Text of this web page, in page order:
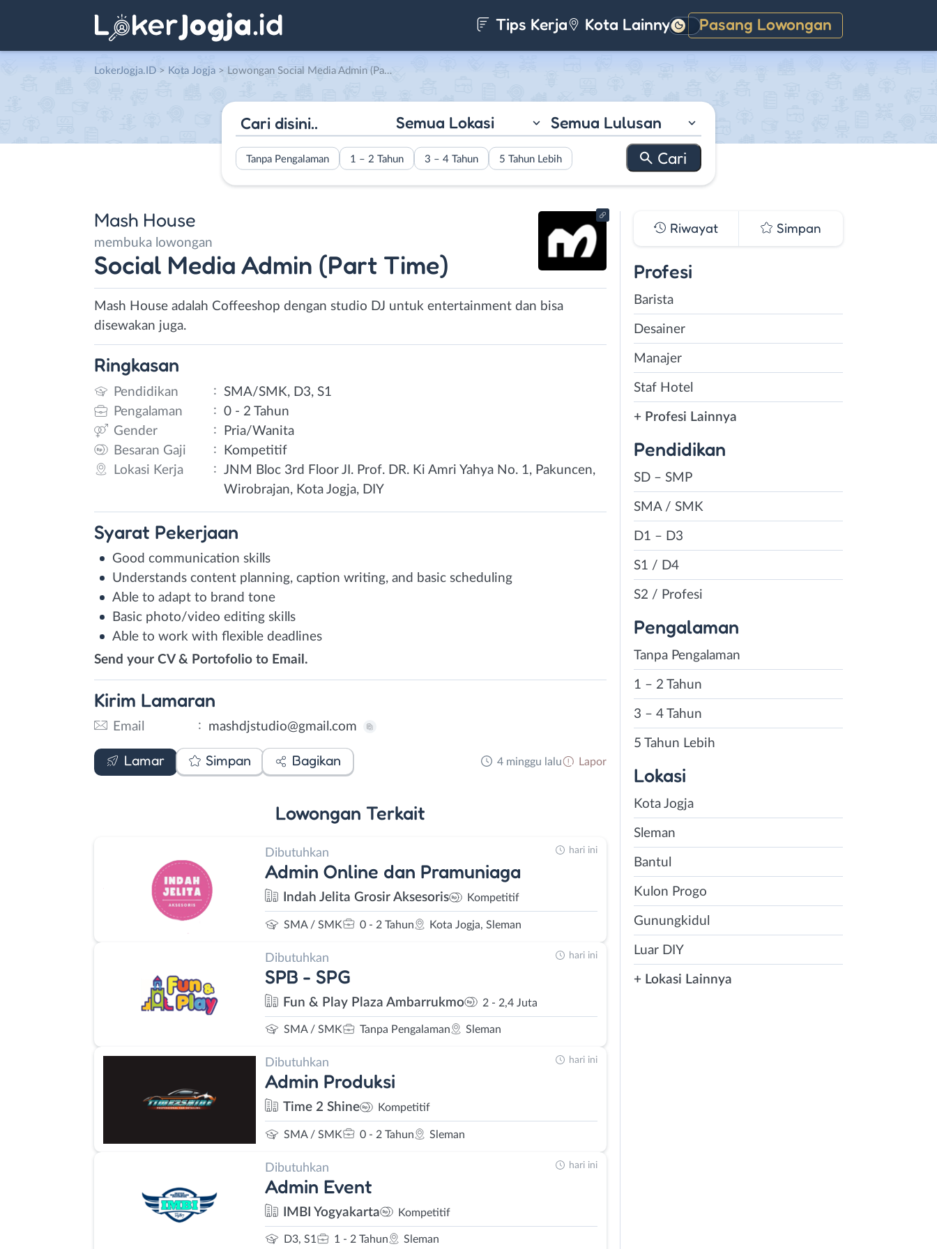
Tips Kerja Kota Lainnya Pasang Lowongan
Gelap
LokerJogja.ID > Kota Jogja > Lowongan Social Media Admin (Part Time) di Mash House
Semua Lokasi Semua Lulusan
Tanpa Pengalaman 1 – 2 Tahun 3 – 4 Tahun 5 Tahun Lebih
Mash House
membuka lowongan
Social Media Admin (Part Time)
Mash House adalah Coffeeshop dengan studio DJ untuk entertainment dan bisa
disewakan juga.
Ringkasan
Pendidikan : SMA/SMK, D3, S1
Pengalaman
: 0 - 2 Tahun
Gender
:
Pria/Wanita
Besaran Gaji
:
Kompetitif
Lokasi Kerja
: JNM Bloc 3rd Floor JI. Prof. DR. Ki Amri Yahya No. 1, Pakuncen,
Wirobrajan, Kota Jogja, DIY
Syarat Pekerjaan
Good communication skills
Understands content planning, caption writing, and basic scheduling
Able to adapt to brand tone
Basic photo/video editing skills
Able to work with flexible deadlines
Send your CV & Portofolio to Email.
Kirim Lamaran
Email : mashdjstudio@gmail.com
Lamar
Email
Simpan Bagikan 4 minggu lalu Lapor
Lowongan Terkait
Dibutuhkan
Admin Online dan Pramuniaga
Indah Jelita Grosir Aksesoris Kompetitif
SMA / SMK 0 - 2 Tahun Kota Jogja, Sleman
hari ini
Dibutuhkan
SPB - SPG
Fun & Play Plaza Ambarrukmo 2 - 2,4 Juta
SMA / SMK Tanpa Pengalaman Sleman
hari ini
Dibutuhkan
Admin Produksi
Time 2 Shine Kompetitif
SMA / SMK 0 - 2 Tahun Sleman
hari ini
Dibutuhkan
Admin Event
IMBI Yogyakarta Kompetitif
D3, S1 1 - 2 Tahun Sleman
hari ini
Riwayat Simpan
Profesi
Barista
Desainer
Manajer
Staf Hotel
+ Profesi Lainnya
Pendidikan
SD – SMP
SMA / SMK
D1 – D3
S1 / D4
S2 / Profesi
Pengalaman
Tanpa Pengalaman
1 – 2 Tahun
3 – 4 Tahun
5 Tahun Lebih
Lokasi
Kota Jogja
Sleman
Bantul
Kulon Progo
Gunungkidul
Luar DIY
+ Lokasi Lainnya